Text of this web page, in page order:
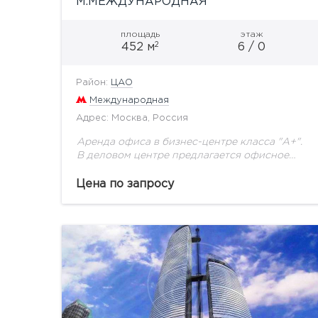
площадь
452 м2
этаж
6 / 0
Район: ЦАО
Международная
Адрес: Москва, Россия
Аренда офиса в бизнес-центре класса "А+".
В деловом центре предлагается офисное
отделкой с видом на Москва-реку. Здание
Цена по запросу